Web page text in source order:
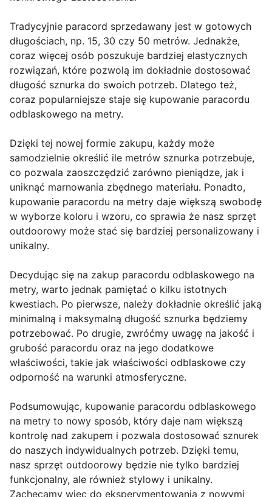
Tradycyjnie paracord sprzedawany jest w gotowych
długościach, np. 15, 30 czy 50 metrów. Jednakże,
coraz więcej osób poszukuje bardziej elastycznych
rozwiązań, które pozwolą im dokładnie dostosować
długość sznurka do swoich potrzeb. Dlatego też,
coraz popularniejsze staje się kupowanie paracordu
odblaskowego na metry.
Dzięki tej nowej formie zakupu, każdy może
samodzielnie określić ile metrów sznurka potrzebuje,
co pozwala zaoszczędzić zarówno pieniądze, jak i
uniknąć marnowania zbędnego materiału. Ponadto,
kupowanie paracordu na metry daje większą swobodę
w wyborze koloru i wzoru, co sprawia że nasz sprzęt
outdoorowy może stać się bardziej personalizowany i
unikalny.
Decydując się na zakup paracordu odblaskowego na
metry, warto jednak pamiętać o kilku istotnych
kwestiach. Po pierwsze, należy dokładnie określić jaką
minimalną i maksymalną długość sznurka będziemy
potrzebować. Po drugie, zwróćmy uwagę na jakość i
grubość paracordu oraz na jego dodatkowe
właściwości, takie jak właściwości odblaskowe czy
odporność na warunki atmosferyczne.
Podsumowując, kupowanie paracordu odblaskowego
na metry to nowy sposób, który daje nam większą
kontrolę nad zakupem i pozwala dostosować sznurek
do naszych indywidualnych potrzeb. Dzięki temu,
nasz sprzęt outdoorowy będzie nie tylko bardziej
funkcjonalny, ale również stylowy i unikalny.
Zachęcamy więc do eksperymentowania z nowymi